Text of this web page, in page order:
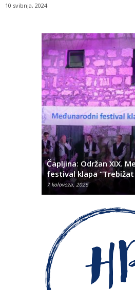
10 svibnja, 2024
Čapljina: Održan XIX.
festival klapa “Trebižat
7 kolovoza, 2026